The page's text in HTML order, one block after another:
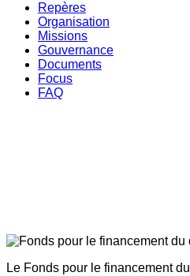
Repères
Organisation
Missions
Gouvernance
Documents
Focus
FAQ
Le Fonds pour le financement